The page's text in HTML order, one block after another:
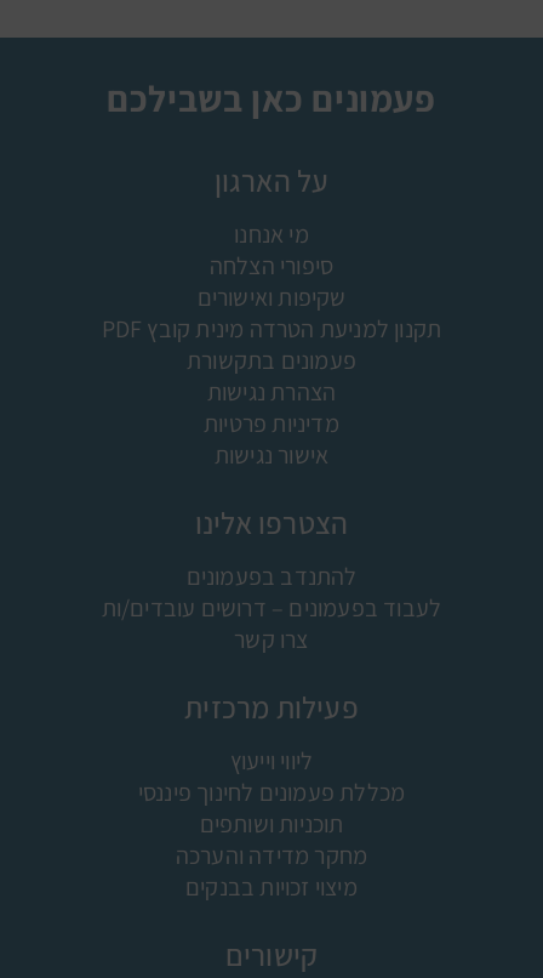
פעמונים כאן בשבילכם
על הארגון
מי אנחנו
סיפורי הצלחה
שקיפות ואישורים
תקנון למניעת הטרדה מינית קובץ PDF
פעמונים בתקשורת
הצהרת נגישות
מדיניות פרטיות
אישור נגישות
הצטרפו אלינו
להתנדב בפעמונים
לעבוד בפעמונים – דרושים עובדים/ות
צרו קשר
פעילות מרכזית
ליווי וייעוץ
מכללת פעמונים לחינוך פיננסי
תוכניות ושותפים
מחקר מדידה והערכה
מיצוי זכויות בבנקים
קישורים